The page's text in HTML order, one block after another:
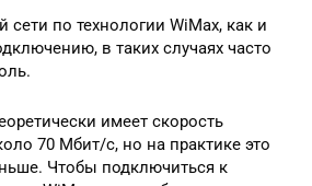
сети по технологии WiMax, как и
в таких случаях часто
имеет скорость
70 Мбит/с, но на практике это
Чтобы подключиться к